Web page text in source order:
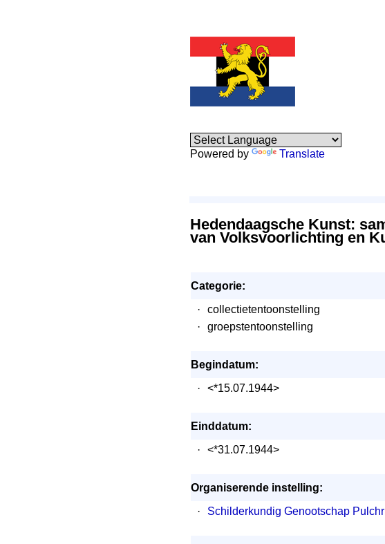
Powered by Translate
Hedendaagsche Kunst:
van Volksvoorlichting en
Categorie:
·
collectietentoonstelling
·
groepstentoonstelling
Begindatum:
·
<*15.07.1944>
Einddatum:
·
<*31.07.1944>
Organiserende instelling:
·
Schilderkundig Genootschap